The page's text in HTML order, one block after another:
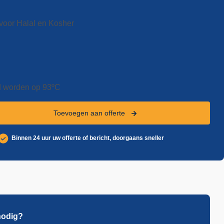
Halal en Kosher
op 93ºC
Toevoegen aan offerte
Binnen 24 uur uw offerte of bericht, doorgaans sneller